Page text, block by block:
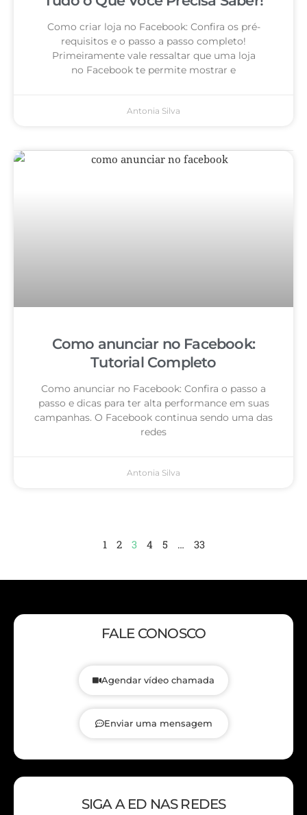
Como criar loja no Facebook: Confira os pré-
requisitos e o passo a passo completo!
Primeiramente vale ressaltar que uma loja
no Facebook te permite mostrar e
Antonia Silva
Como anunciar no Facebook:
Tutorial Completo
Como anunciar no Facebook: Confira o passo a
passo e dicas para ter alta performance em suas
campanhas. O Facebook continua sendo uma das
redes
Antonia Silva
1 2 3 4 5 … 33
FALE CONOSCO
Agendar vídeo chamada
Enviar uma mensagem
SIGA A ED NAS REDES